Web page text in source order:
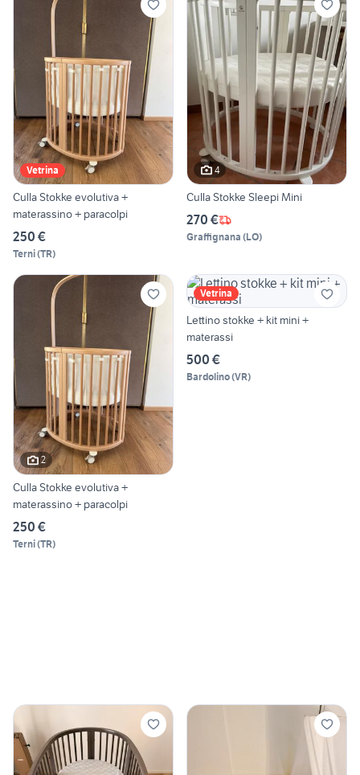
Vetrina
Culla Stokke evolutiva +
materassino + paracolpi
250 €
Terni(TR)
4
Culla Stokke Sleepi Mini
270 €
Graffignana (LO)
2
Culla Stokke evolutiva +
materassino + paracolpi
250 €
Terni(TR)
Vetrina
Lettino stokke + kit mini +
materassi
500 €
Bardolino(VR)